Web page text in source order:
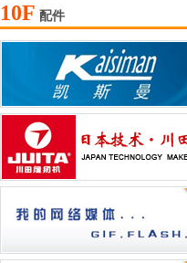
10F 配件